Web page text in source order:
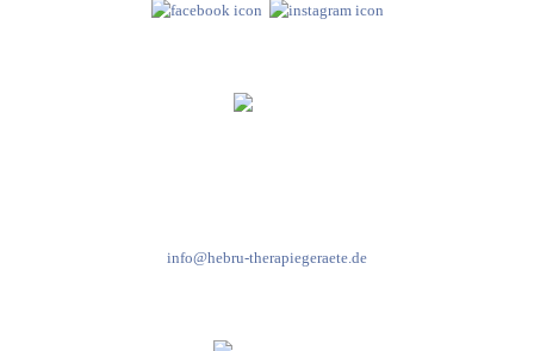
info@hebru-therapiegeraete.de